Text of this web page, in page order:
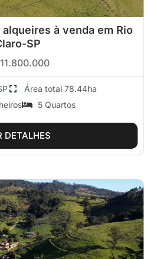
à venda em Rio
SP
Área total 78.44ha
5 Quartos
DETALHES